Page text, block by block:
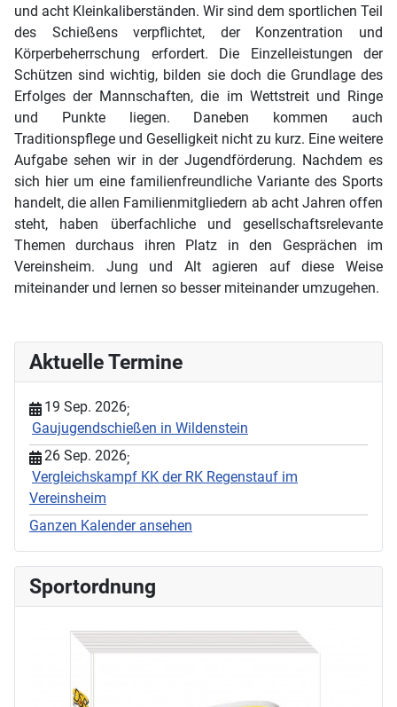
und acht Kleinkaliberständen. Wir sind dem sportlichen Teil
des Schießens verpflichtet, der Konzentration und
Körperbeherrschung erfordert. Die Einzelleistungen der
Schützen sind wichtig, bilden sie doch die Grundlage des
Erfolges der Mannschaften, die im Wettstreit und Ringe
und Punkte liegen. Daneben kommen auch
Traditionspflege und Geselligkeit nicht zu kurz. Eine weitere
Aufgabe sehen wir in der Jugendförderung. Nachdem es
sich hier um eine familienfreundliche Variante des Sports
handelt, die allen Familienmitgliedern ab acht Jahren offen
steht, haben überfachliche und gesellschaftsrelevante
Themen durchaus ihren Platz in den Gesprächen im
Vereinsheim. Jung und Alt agieren auf diese Weise
miteinander und lernen so besser miteinander umzugehen.
Aktuelle Termine
19 Sep. 2026;
Gaujugendschießen in Wildenstein
26 Sep. 2026;
Vergleichskampf KK der RK Regenstauf im
Vereinsheim
Ganzen Kalender ansehen
Sportordnung